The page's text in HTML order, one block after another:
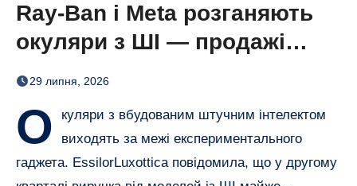
Ray-Ban і Meta розганяють
окуляри з ШІ — продажі
майже подвоїлися
29 липня, 2026
О
куляри з вбудованим штучним інтелектом
виходять за межі експериментального
гаджета. EssilorLuxottica повідомила, що у другому